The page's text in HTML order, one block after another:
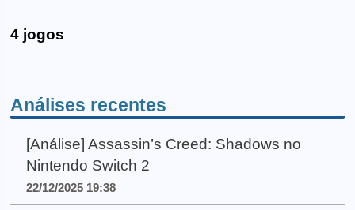
4 jogos
Análises recentes
[Análise] Assassin’s Creed: Shadows no
Nintendo Switch 2
22/12/2025 19:38